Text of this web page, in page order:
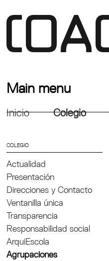
Main menu
Inicio Colegio
COLEGIO
Actualidad
Presentación
Direcciones y Contacto
Ventanilla única
Transparencia
Responsabilidad social
ArquiEscola
Agrupaciones